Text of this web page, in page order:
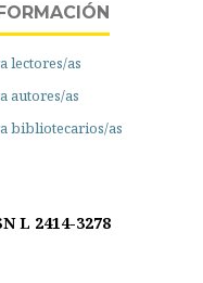
lectores/as
autores/as
bibliotecarios/as
L 2414-3278